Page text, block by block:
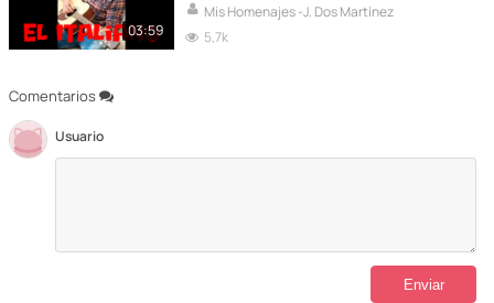
Comentarios
Usuario
03:59
Mis Homenajes -J. Dos Martínez
5,7k